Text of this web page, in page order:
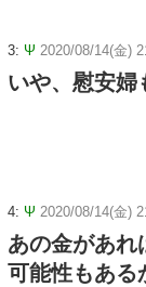
3: Ψ 2020/08/14(金)
いや、慰安婦
4: Ψ 2020/08/14(金)
あの金があれ
可能性もある